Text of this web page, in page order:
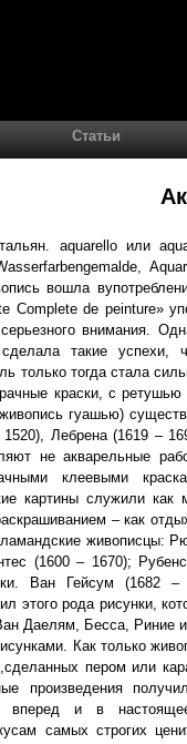
Статьи
aquarello или
вошла
Complete de peinture»
внимания.
такие
только тогда стала
краски, с
гуашью)
Лебрена (1619 –
не акварельные
клеевыми
картины служили
– как
живописцы:
(1600 – 1670);
Ван Гейсум (1682
этого рода рисунки,
Даелям, Бесса, Риние
Как только
пером или
произведения
вперед и в
самых строгих